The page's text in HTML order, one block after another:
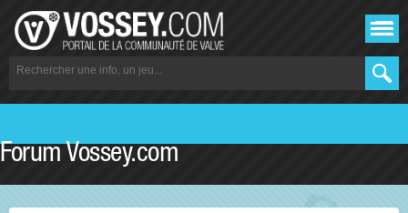
Forum Vossey.com